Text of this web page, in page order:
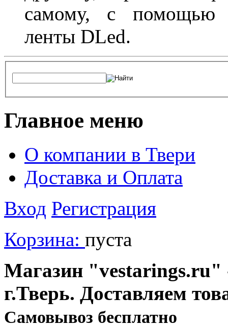
самому, с помощью
ленты DLed.
Главное меню
О компании в Твери
Доставка и Оплата
Вход Регистрация
Корзина: пуста
Магазин "vestarings.ru"
г.Тверь. Доставляем
Cамовывоз бесплатно